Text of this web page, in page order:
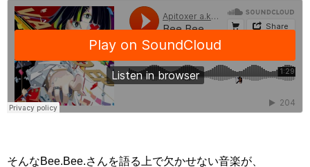
そんなBee.Bee.さんを語る上で欠かせない音楽が、